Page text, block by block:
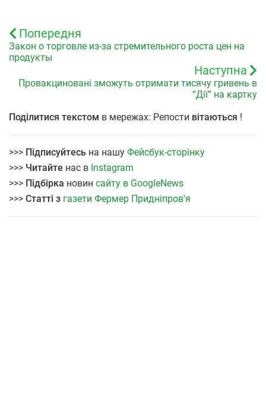
Попередня
Закон о торговле из-за стремительного роста цен на
продукты
Наступна
Провакциновані зможуть отримати тисячу гривень в
“Дії” на картку
Поділитися текстом в мережах: Репости вітаються !
>>> Підписуйтесь на нашу Фейсбук-сторінку
>>> Читайте нас в Instagram
>>> Підбірка новин сайту в GoogleNews
>>> Статті з газети Фермер Придніпров'я